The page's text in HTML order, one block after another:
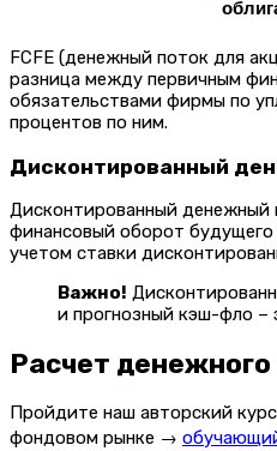
FCFE (денежный поток для
разница между первичным
обязательствами фирмы по
процентов по ним.
Дисконтированный
Дисконтированный денежный
финансовый оборот
учетом ставки
Важно!
и прогнозный кэш-фло –
Расчет денежного
Пройдите наш авторский
фондовом рынке →